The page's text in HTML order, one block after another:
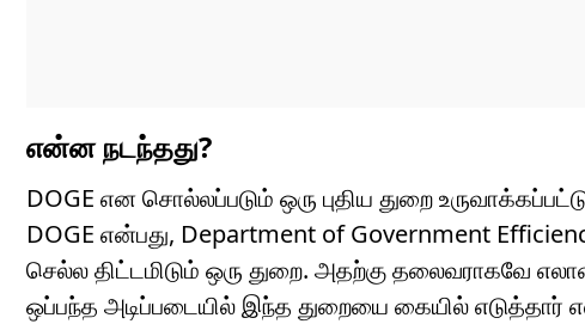
என்ன நடந்தது?
DOGE என சொல்லப்படும் ஒரு புதிய துறை
DOGE என்பது, Department of Government
செல்ல திட்டமிடும் ஒரு துறை. அதற்கு தலைவராகவே
ஒப்பந்த அடிப்படையில் இந்த துறையை கையில்